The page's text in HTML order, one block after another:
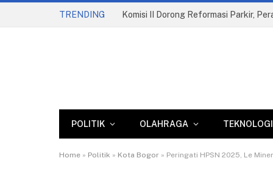
TRENDING Komisi II Dorong Reformasi Parkir,
POLITIK OLAHRAGA TEKNOLOGI
Home » Politik » Kota Bogor » Peringati HPSN 2025, Le